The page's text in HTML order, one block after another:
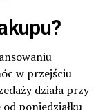
w przejściu
działa przy
poniedziałku